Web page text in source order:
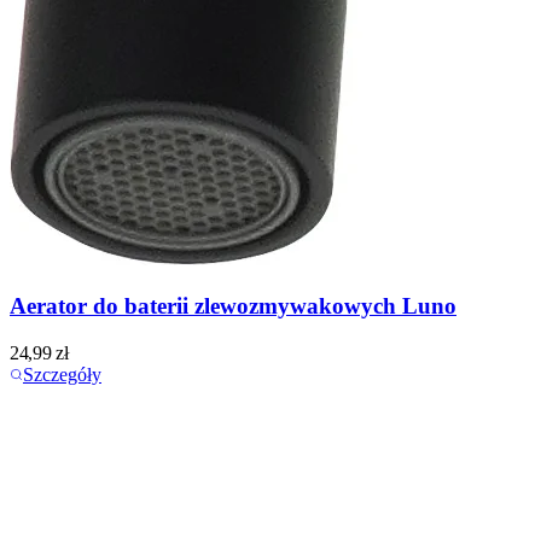
Aerator do baterii zlewozmywakowych Luno
24,99zł
Szczegóły